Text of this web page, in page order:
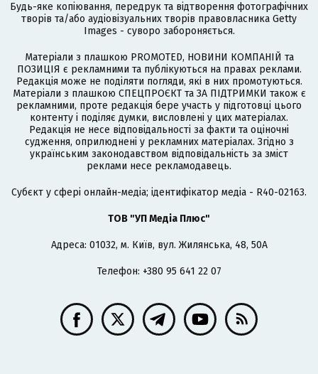
Будь-яке копіювання, передрук та відтворення фотографічних
творів та/або аудіовізуальних творів правовласника Getty
Images - суворо забороняється.
Матеріали з плашкою PROMOTED, НОВИНИ КОМПАНІЙ та
ПОЗИЦІЯ є рекламними та публікуються на правах реклами.
Редакція може не поділяти погляди, які в них промотуються.
Матеріали з плашкою СПЕЦПРОЄКТ та ЗА ПІДТРИМКИ також є
рекламними, проте редакція бере участь у підготовці цього
контенту і поділяє думки, висловлені у цих матеріалах.
Редакція не несе відповідальності за факти та оціночні
судження, оприлюднені у рекламних матеріалах. Згідно з
українським законодавством відповідальність за зміст
реклами несе рекламодавець.
Cубєкт у сфері онлайн-медіа; ідентифікатор медіа - R40-02163.
ТОВ "УП Медіа Плюс"
Адреса: 01032, м. Київ, вул. Жилянська, 48, 50А
Телефон: +380 95 641 22 07